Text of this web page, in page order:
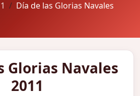
Día de las Glorias Navales
Glorias Navales
2011